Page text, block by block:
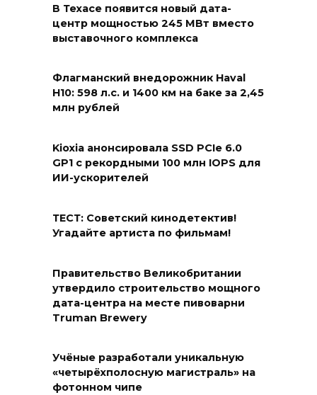
В Техасе появится новый дата-
центр мощностью 245 МВт вместо
выставочного комплекса
Флагманский внедорожник Haval
H10: 598 л.с. и 1400 км на баке за 2,45
млн рублей
Kioxia анонсировала SSD PCIe 6.0
GP1 с рекордными 100 млн IOPS для
ИИ-ускорителей
ТЕСТ: Советский кинодетектив!
Угадайте артиста по фильмам!
Правительство Великобритании
утвердило строительство мощного
дата-центра на месте пивоварни
Truman Brewery
Учёные разработали уникальную
«четырёхполосную магистраль» на
фотонном чипе